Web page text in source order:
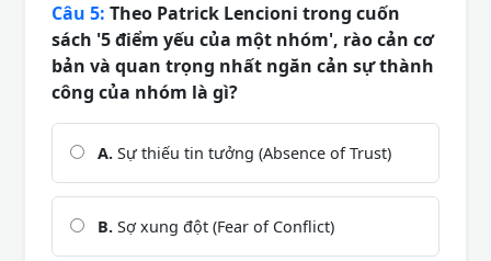
Câu 5: Theo Patrick Lencioni trong cuốn
sách '5 điểm yếu của một nhóm', rào cản cơ
bản và quan trọng nhất ngăn cản sự thành
công của nhóm là gì?
A. Sự thiếu tin tưởng (Absence of Trust)
B. Sợ xung đột (Fear of Conflict)